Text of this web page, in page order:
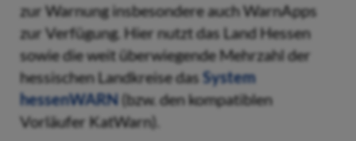
zur Warnung insbesondere auch WarnApps
zur Verfügung. Hier nutzt das Land Hessen
sowie die weit überwiegende Mehrzahl der
hessischen Landkreise das System
hessenWARN (bzw. den kompatiblen
Vorläufer KatWarn).